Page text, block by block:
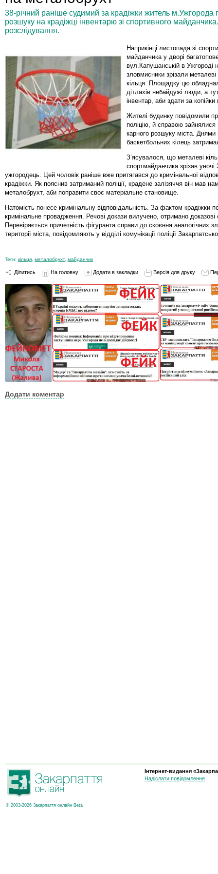
38-річний раніше судимий за крадіжки житель м.Ужгорода
розшуку на крадіжці інвентарю зі спортивного
розслідування.
Наприкінці листопада зі
майданчика у дворі
вул.Капушанській в Ужгороді
зловмисники зрізали металеві
кільця. Площадку цю
дітлахів небайдужі люди, а
інвентар, аби здати за
Жителі будинку повідомили
поліцію, й справою зайнялися
карного розшуку міста. Днями
баскетбольних кілець
З’ясувалося, що металеві
спортмайданчика зрізав уночі
ужгородець. Цей чоловік раніше вже притягався до кримінальної
крадіжки. Як пояснив затриманий поліції, крадене залізяччя він мав
металобрухт, аби поправити своє матеріальне становище.
Натомість понесе кримінальну відповідальність. За фактом крадіжки
кримінальне провадження. Речові докази вилучено, отримано доказові
Перевіряється причетність фігуранта справи до скоєння аналогічних
території міста, повідомляють у відділі комунікації поліції
Теги: кільця металобрухт, майданчик
Ділитись На головну Додати в закладки Версія для друку
Додати коментар
© 2003-2026 Закарпаття онлайн Beta
Інтернет-видання
Надіслати повідомлення